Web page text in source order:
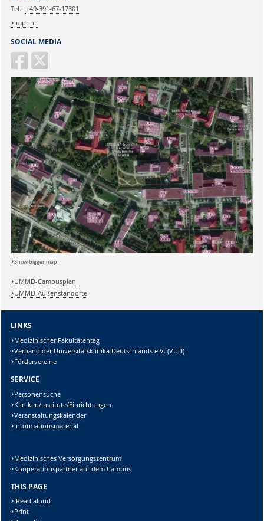
SOCIAL MEDIA
Tel.: +49-391-67-17301
Imprint
Show bigger map
UMMD-Campusplan
UMMD-Außenstandorte
LINKS
Medizinischer Fakultätentag
Verband der Universitätsklinika Deutschlands e.V. (VUD)
Fördervereine
SERVICE
Personensuche
Kliniken/Institute/Einrichtungen
Veranstaltungskalender
Informationsmaterial
Medizinisches Versorgungszentrum
Kooperationspartner auf dem Campus
THIS PAGE
Read aloud
Print